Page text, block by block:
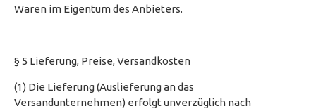
Waren im Eigentum des Anbieters.
§ 5 Lieferung, Preise, Versandkosten
(1) Die Lieferung (Auslieferung an das
Versandunternehmen) erfolgt unverzüglich nach